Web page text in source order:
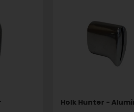
Holk Hunter -